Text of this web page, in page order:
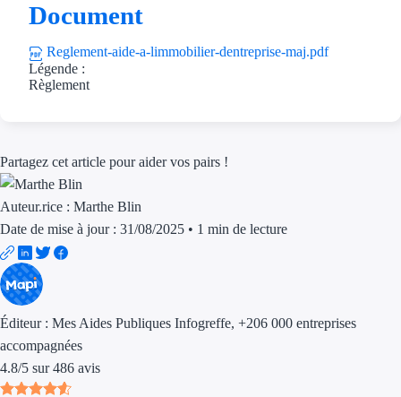
Aides Nationales
Nos tarifs
Document
Reglement-aide-a-limmobilier-dentreprise-maj.pdf
Légende :
Règlement
Partagez cet article pour aider vos pairs !
Auteur.rice : Marthe Blin
Date de mise à jour : 31/08/2025 • 1 min de lecture
Éditeur : Mes Aides Publiques Infogreffe, +206 000 entreprises
accompagnées
4.8/5 sur 486 avis